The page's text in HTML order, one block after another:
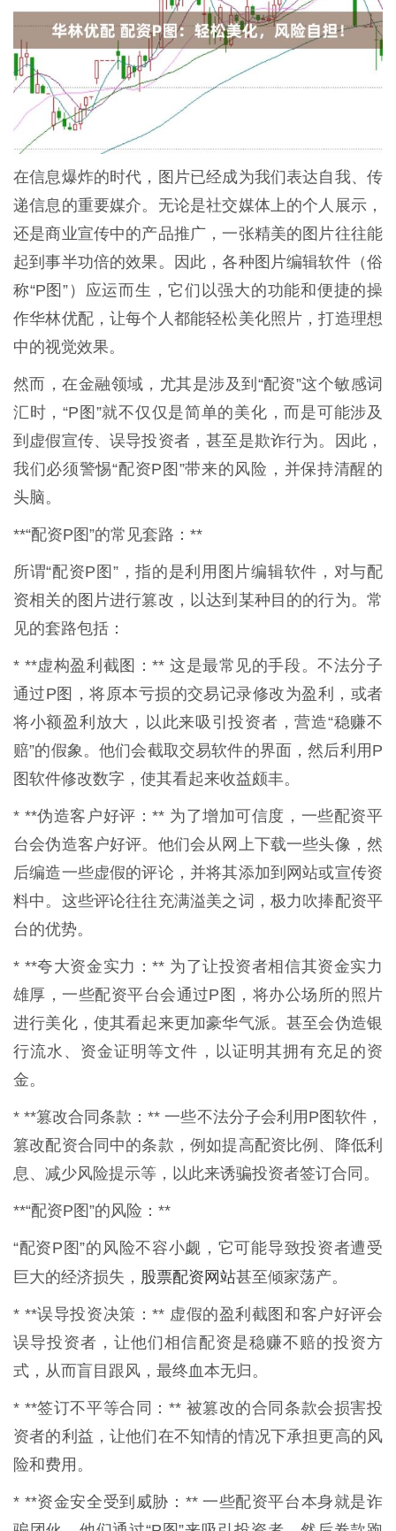
在信息爆炸的时代，图片已经成为我们表达自我、传
递信息的重要媒介。无论是社交媒体上的个人展示，
还是商业宣传中的产品推广，一张精美的图片往往能
起到事半功倍的效果。因此，各种图片编辑软件（俗
称“P图”）应运而生，它们以强大的功能和便捷的操
作华林优配，让每个人都能轻松美化照片，打造理想
中的视觉效果。
然而，在金融领域，尤其是涉及到“配资”这个敏感词
汇时，“P图”就不仅仅是简单的美化，而是可能涉及
到虚假宣传、误导投资者，甚至是欺诈行为。因此，
我们必须警惕“配资P图”带来的风险，并保持清醒的
头脑。
**“配资P图”的常见套路：**
所谓“配资P图”，指的是利用图片编辑软件，对与配
资相关的图片进行篡改，以达到某种目的的行为。常
见的套路包括：
* **虚构盈利截图：** 这是最常见的手段。不法分子
通过P图，将原本亏损的交易记录修改为盈利，或者
将小额盈利放大，以此来吸引投资者，营造“稳赚不
赔”的假象。他们会截取交易软件的界面，然后利用P
图软件修改数字，使其看起来收益颇丰。
* **伪造客户好评：** 为了增加可信度，一些配资平
台会伪造客户好评。他们会从网上下载一些头像，然
后编造一些虚假的评论，并将其添加到网站或宣传资
料中。这些评论往往充满溢美之词，极力吹捧配资平
台的优势。
* **夸大资金实力：** 为了让投资者相信其资金实力
雄厚，一些配资平台会通过P图，将办公场所的照片
进行美化，使其看起来更加豪华气派。甚至会伪造银
行流水、资金证明等文件，以证明其拥有充足的资
金。
* **篡改合同条款：** 一些不法分子会利用P图软件，
篡改配资合同中的条款，例如提高配资比例、降低利
息、减少风险提示等，以此来诱骗投资者签订合同。
**“配资P图”的风险：**
“配资P图”的风险不容小觑，它可能导致投资者遭受
巨大的经济损失， 股票配资网站甚至倾家荡产。
* **误导投资决策：** 虚假的盈利截图和客户好评会
误导投资者，让他们相信配资是稳赚不赔的投资方
式，从而盲目跟风，最终血本无归。
* **签订不平等合同：** 被篡改的合同条款会损害投
资者的利益，让他们在不知情的情况下承担更高的风
险和费用。
* **资金安全受到威胁：** 一些配资平台本身就是诈